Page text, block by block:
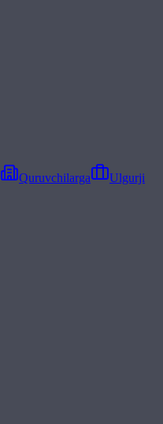
Quruvchilarga
Ulgurji